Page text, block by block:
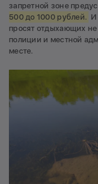
запретной зоне
500 до 1000 рублей. И
просят отдыхающих не
полиции и местной
месте.